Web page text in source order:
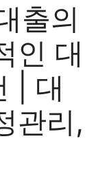
출의
인 대
| 대
관리,